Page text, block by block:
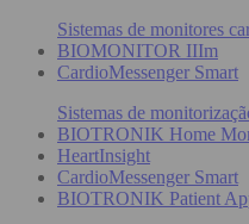
Sistemas de monitores
BIOMONITOR IIIm
CardioMessenger Smart
Sistemas de
BIOTRONIK Home
HeartInsight
CardioMessenger Smart
BIOTRONIK Patient